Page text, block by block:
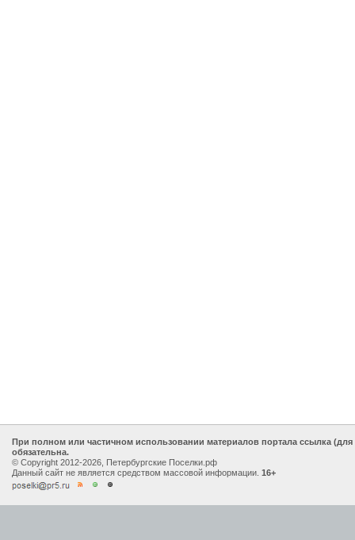
При полном или частичном использовании материалов портала ссылка
обязательна.
© Copyright 2012-2026, Петербургские Поселки.рф
Данный сайт не является средством массовой информации. 16+